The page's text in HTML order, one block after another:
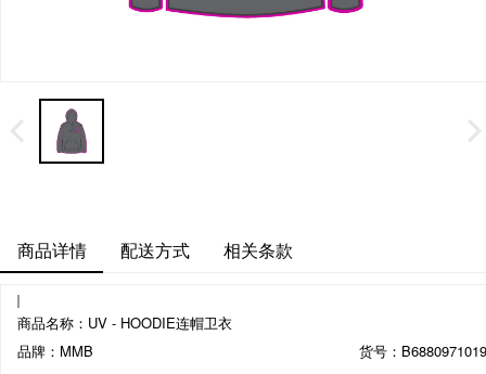
商品详情 配送方式 相关条款
商品名称： UV - HOODIE连帽卫衣
品牌：MMB
货号：